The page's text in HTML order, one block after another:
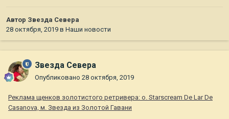
Автор Звезда Севера
28 октября, 2019 в Наши новости
Звезда Севера
Опубликовано 28 октября, 2019
Реклама щенков золотистого ретривера: о. Starscream De Lar De
Casanova, м. Звезда из Золотой Гавани